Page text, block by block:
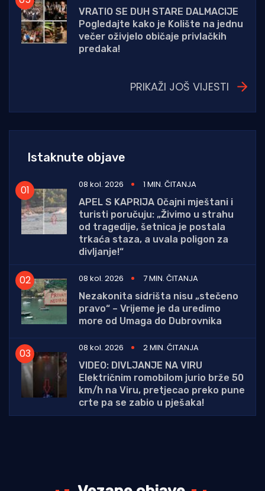
VRATIO SE DUH STARE DALMACIJE
Pogledajte kako je Kolište na jednu
večer oživjelo običaje privlačkih
predaka!
PRIKAŽI JOŠ VIJESTI
Istaknute objave
08 kol. 2026
1 MIN. ČITANJA
APEL S KAPRIJA Očajni mještani i
turisti poručuju: „Živimo u strahu
od tragedije, šetnica je postala
trkaća staza, a uvala poligon za
divljanje!“
08 kol. 2026
7 MIN. ČITANJA
Nezakonita sidrišta nisu „stečeno
pravo“ – Vrijeme je da uredimo
more od Umaga do Dubrovnika
08 kol. 2026
2 MIN. ČITANJA
VIDEO: DIVLJANJE NA VIRU
Električnim romobilom jurio brže 50
km/h na Viru, pretjecao preko pune
crte pa se zabio u pješaka!